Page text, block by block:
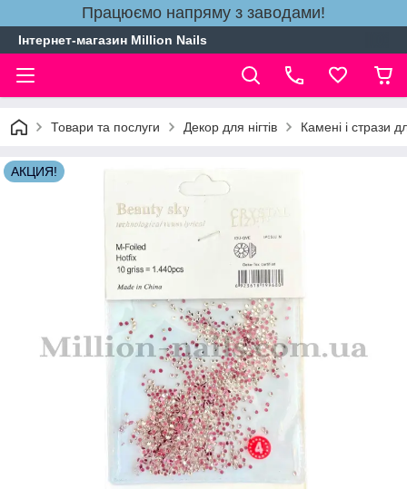
Працюємо напряму з заводами!
Інтернет-магазин Million Nails
Товари та послуги Декор для нігтів Камені і стрази
АКЦИЯ!